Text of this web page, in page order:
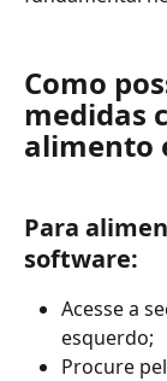
Como
medidas
alimento
Para
software:
Acesse a
esquerdo;
Procure